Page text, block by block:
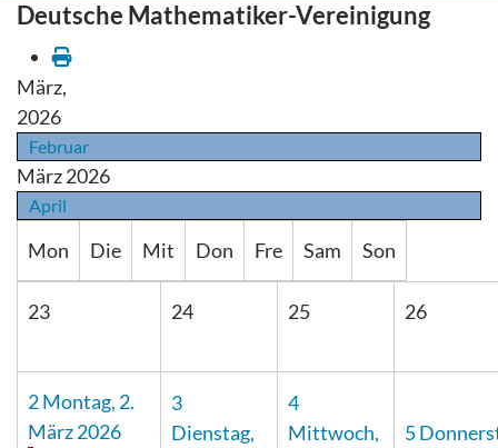
Deutsche Mathematiker-Vereinigung
März,
2026
Februar
März 2026
April
Mon Die Mit Don Fre Sam Son
23 24 25 26
2Montag, 2.
März 2026
3
Dienstag,
4
Mittwoch,
5